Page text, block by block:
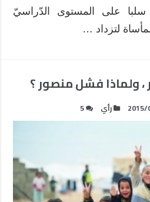
على المستوى الدّراسيّ
لتزداد …
، ولماذا فشل منصور ؟
رأي 5